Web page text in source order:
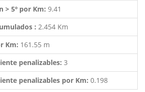
> 5º por Km: 9.41
: 2.454 Km
Km: 161.55 m
penalizables: 3
penalizables por Km: 0.198